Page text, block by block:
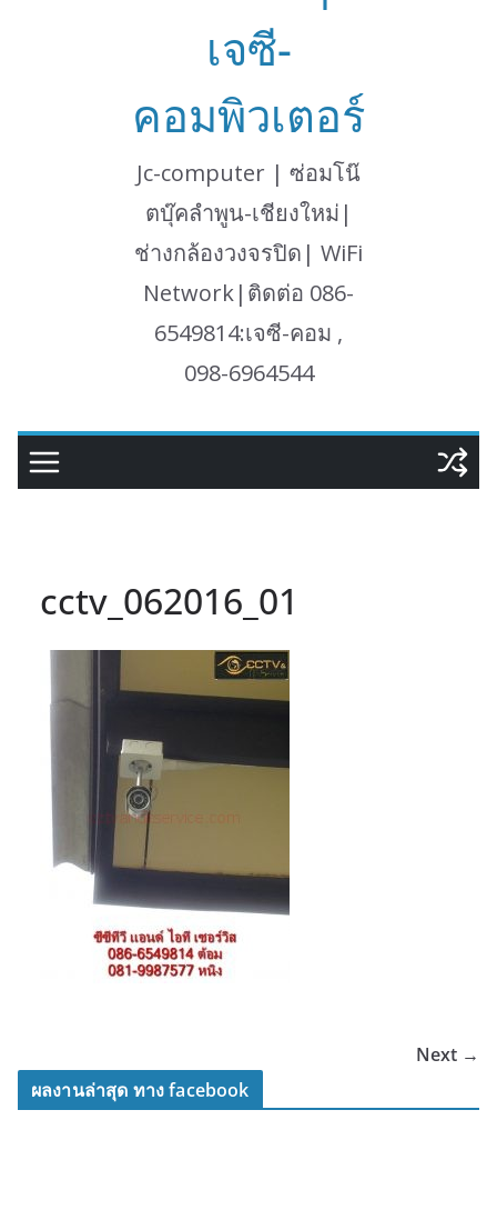
เจซี-
คอมพิวเตอร์
Jc-computer | ซ่อมโน๊
ตบุ๊คลำพูน-เชียงใหม่|
ช่างกล้องวงจรปิด| WiFi
Network|ติดต่อ 086-
6549814:เจซี-คอม ,
098-6964544
cctv_062016_01
Next →
ผลงานล่าสุด ทาง facebook